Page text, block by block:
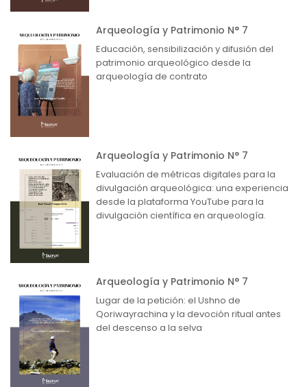
Arqueología y Patrimonio N° 7
Educación, sensibilización y difusión del
patrimonio arqueológico desde la
arqueología de contrato
Arqueología y Patrimonio N° 7
Evaluación de métricas digitales para la
divulgación arqueológica: una experiencia
desde la plataforma YouTube para la
divulgación científica en arqueología.
Arqueología y Patrimonio N° 7
Lugar de la petición: el Ushno de
Qoriwayrachina y la devoción ritual antes
del descenso a la selva